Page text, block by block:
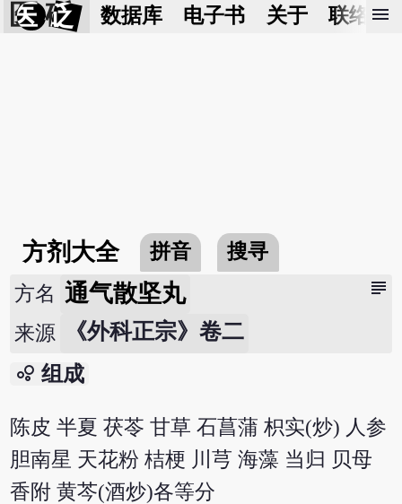
医 砭 数据库 电子书 关于 联络我
menu
方剂大全 拼音 搜寻
subject
方名 通气散坚丸
来源 《外科正宗》卷二
bubble_chart 组成
陈皮 半夏 茯苓 甘草 石菖蒲 枳实(炒) 人参
胆南星 天花粉 桔梗 川芎 海藻 当归 贝母
香附 黄芩(酒炒)各等分